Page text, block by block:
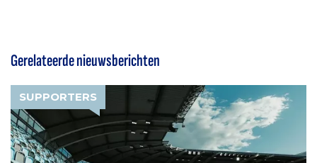
Gerelateerde nieuwsberichten
SUPPORTERS